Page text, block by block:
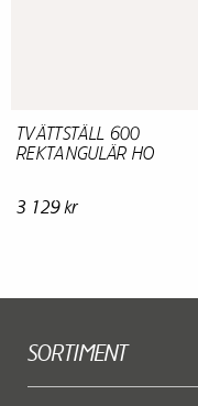
TVÄTTSTÄLL 600
REKTANGULÄR HO
3 129 kr
SORTIMENT